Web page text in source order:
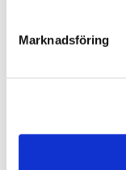
Marknadsföring
En effektiv
beskaffenhet,
förstås
Hur lång tid det
besparingar du